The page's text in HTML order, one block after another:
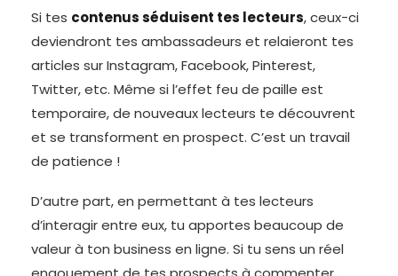
Si tes contenus séduisent tes lecteurs, ceux-ci
deviendront tes ambassadeurs et relaieront tes
articles sur Instagram, Facebook, Pinterest,
Twitter, etc. Même si l’effet feu de paille est
temporaire, de nouveaux lecteurs te découvrent
et se transforment en prospect. C’est un travail
de patience !
D’autre part, en permettant à tes lecteurs
d’interagir entre eux, tu apportes beaucoup de
valeur à ton business en ligne. Si tu sens un réel